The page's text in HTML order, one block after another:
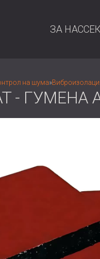
ЗА НАС
на шума»
-